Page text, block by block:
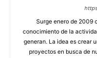
Surge enero de 2009
conocimiento de la
generan. La idea es crear
proyectos en busca de